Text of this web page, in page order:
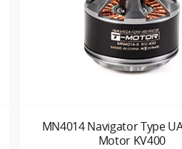
MN4014 Navigator Type
Motor KV400